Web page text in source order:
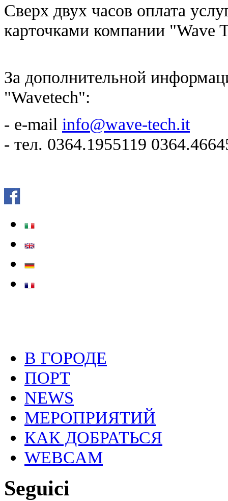
Сверх двух часов оплата
карточками компании "Wave
За дополнительной
"Wavetech":
- e-mail info@wave-tech.it
- тел. 0364.1955119
В ГОРОДЕ
ПОРТ
NEWS
МЕРОПРИЯТИЙ
КАК ДОБРАТЬСЯ
WEBCAM
Seguici